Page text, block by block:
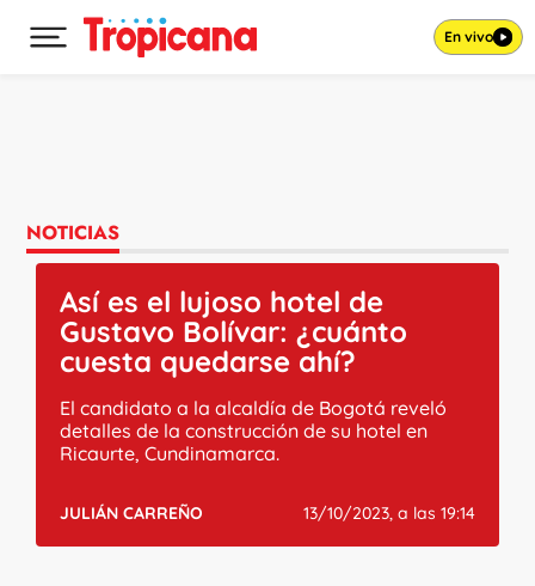
Desplegar menú principal En vivo
NOTICIAS
Así es el lujoso hotel de
Gustavo Bolívar: ¿cuánto
cuesta quedarse ahí?
El candidato a la alcaldía de Bogotá reveló
detalles de la construcción de su hotel en
Ricaurte, Cundinamarca.
JULIÁN CARREÑO 13/10/2023, a las 19:14